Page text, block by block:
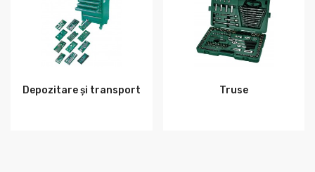
Depozitare și transport Truse